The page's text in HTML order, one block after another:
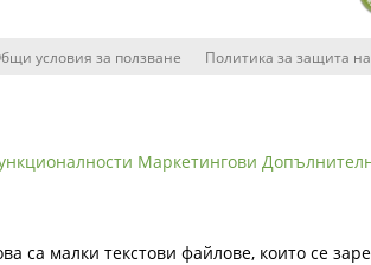
условия за ползване Политика за защита
Маркетингови
са малки текстови файлове, които се